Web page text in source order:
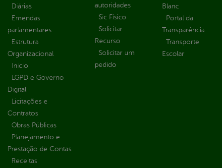
Diárias
Emendas
parlamentares
Estrutura
Organizacional
Inicio
LGPD e Governo
Digital
Licitações e
Contratos
Obras Públicas
Planejamento e
Prestação de Contas
Receitas
autoridades
Sic Físico
Solicitar
Recurso
Solicitar um
pedido
Blanc
Portal da
Transparência
Transporte
Escolar